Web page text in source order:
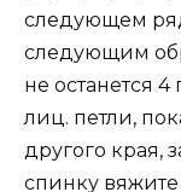
следующем
следующим
не останется
лиц. петли,
другого края,
спинку